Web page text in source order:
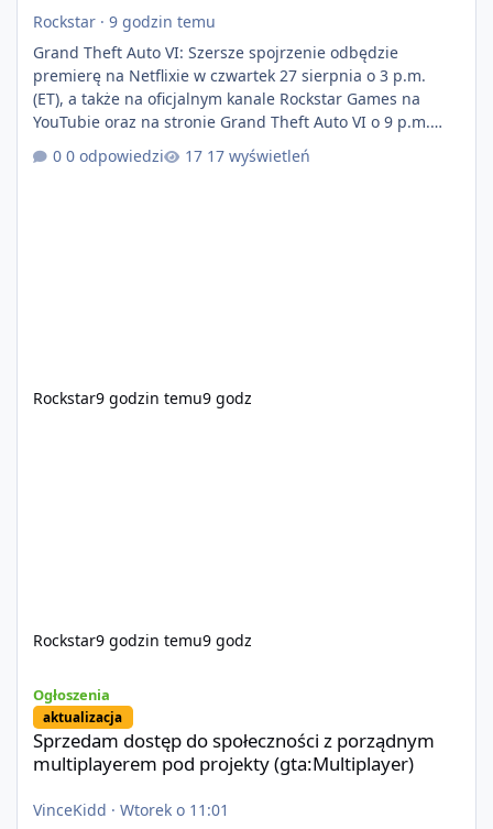
Rockstar · 9 godzin temu
Grand Theft Auto VI: Szersze spojrzenie odbędzie
premierę na Netflixie w czwartek 27 sierpnia o 3 p.m.
(ET), a także na oficjalnym kanale Rockstar Games na
YouTubie oraz na stronie Grand Theft Auto VI o 9 p.m.
Auto VI będzie dostępne 19 listopada na PlayStation 5
0 odpowiedzi 17 wyświetleń
Rockstar9 godzin temu9 godz
Rockstar9 godzin temu9 godz
Ogłoszenia
aktualizacja
Sprzedam dostęp do społeczności z porządnym
multiplayerem pod projekty (gta:Multiplayer)
VinceKidd · Wtorek o 11:01